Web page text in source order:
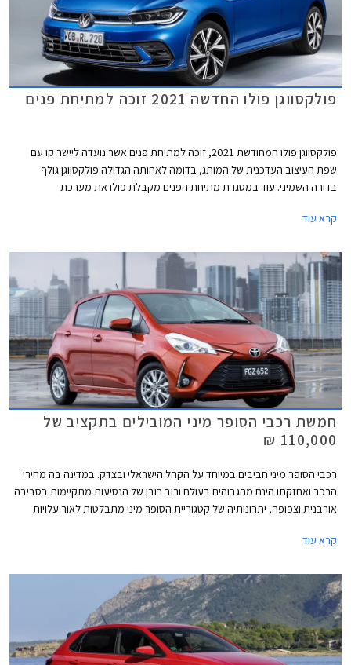
פולקסווגן פולו החדשה 2021 זוכה למתיחת פנים
פולקסווגן פולו המחודשת 2021, זוכה למתיחת פנים אשר נועדה ליישר קו עם
שפת העיצוב העדכנית של המותג, בדומה לאחותה הגדולה פולקסווגן גולף
בדורה השמיני. עוד במסגרת מתיחת הפנים מקבלת פולו את מערכת
קרא עוד
חמשת רכבי הסופר מיני המובילים בתקציב של
110,000 ₪
רכבי הסופר מיני חביבים במיוחד על הקהל הישראלי ובצדק. במדינה בה מחירי
הרכב ואחזקתו הינם מהגבוהים בעולם ורוב רובן של הנסיעות מתקיימות בסביבה
אורבנית וצפופה, יתרונותיה של קטגוריית הסופר מיני מתבלטות לאור עלויות
האחרונות עברה הקטגוריה מהפכה של ממש. המידות שתפחו, הביאו עימן שיפור
מרחב ונפח הטענה כשל משפחתית מהעשור הקודם. גם מערכות הבטיחות
ואבזור נוחות שהיו עד לא מזמן נחלתם הבלעדית של מכוניות יקרות יותר, זלגו
אל רכבי הסופר מיני, ובחלקן אף לגרסאות הביניים. לאור הביקוש והעניין הער,
₪.
קרא עוד